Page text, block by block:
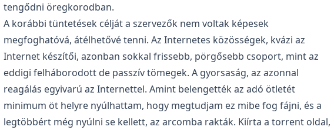
tengődni öregkorodban.
A korábbi tüntetések célját a szervezők nem voltak képesek
megfoghatóvá, átélhetővé tenni. Az Internetes közösségek, kvázi az
Internet készítői, azonban sokkal frissebb, pörgősebb csoport, mint az
eddigi felháborodott de passzív tömegek. A gyorsaság, az azonnal
reagálás egyivarú az Internettel. Amint belengették az adó ötletét
minimum öt helyre nyúlhattam, hogy megtudjam ez mibe fog fájni, és a
legtöbbért még nyúlni se kellett, az arcomba rakták. Kiírta a torrent oldal,